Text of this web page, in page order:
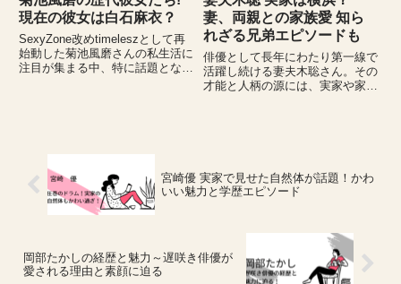
現在の彼女は白石麻衣？
SexyZone改めtimeleszとして再
始動した菊池風磨さんの私生活に
注目が集まる中、特に話題となっ
妻、両親との家族愛 知ら
れざる兄弟エピソードも
俳優として長年にわたり第一線で
活躍し続ける妻夫木聡さん。その
才能と人柄の源には、実家や家族
人...
宮崎優 実家で見せた自然体が話題！かわ
いい魅力と学歴エピソード
岡部たかしの経歴と魅力～遅咲き俳優が
愛される理由と素顔に迫る